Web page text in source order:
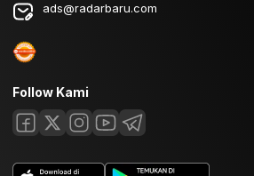
ads@radarbaru.com
Follow Kami